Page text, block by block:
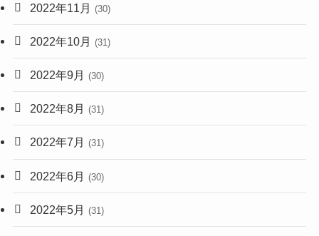
2022年11月 (30)
2022年10月 (31)
2022年9月 (30)
2022年8月 (31)
2022年7月 (31)
2022年6月 (30)
2022年5月 (31)